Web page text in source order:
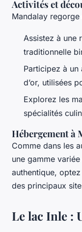
Activités et
Mandalay regorge
Assistez à une
traditionnelle
Participez à
d’or, utilisées
Explorez les
spécialités
Hébergement à
Comme dans les
une gamme variée
authentique,
des principaux
Le lac Inle :